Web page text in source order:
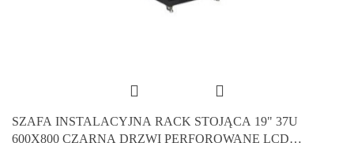
SZAFA INSTALACYJNA RACK STOJĄCA 19" 37U
600X800 CZARNA DRZWI PERFOROWANE LCD